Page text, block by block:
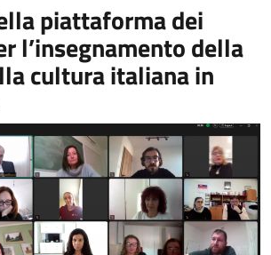
piattaforma dei
l’insegnamento della
cultura italiana in